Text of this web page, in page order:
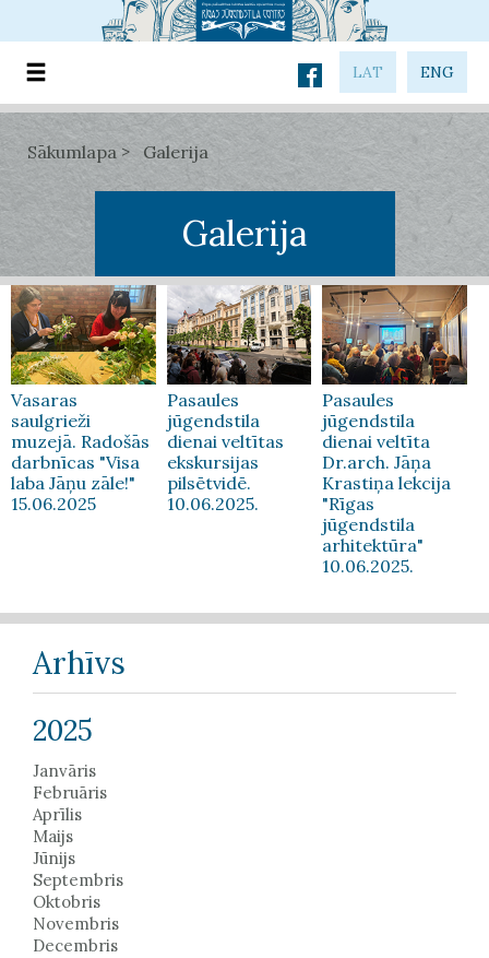
LAT ENG
Sākumlapa Galerija
Galerija
Vasaras
saulgrieži
muzejā. Radošās
darbnīcas "Visa
laba Jāņu zāle!"
15.06.2025
Pasaules
jūgendstila
dienai veltītas
ekskursijas
pilsētvidē.
10.06.2025.
Pasaules
jūgendstila
dienai veltīta
Dr.arch. Jāņa
Krastiņa lekcija
"Rīgas
jūgendstila
arhitektūra"
10.06.2025.
Arhīvs
2025
Janvāris
Februāris
Aprīlis
Maijs
Jūnijs
Septembris
Oktobris
Novembris
Decembris